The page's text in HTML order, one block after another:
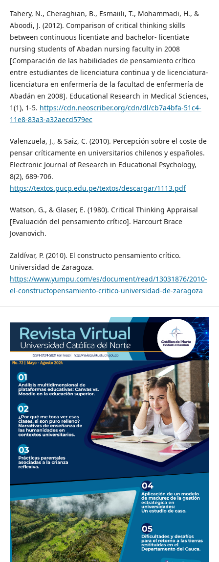
Tahery, N., Cheraghian, B., Esmaiili, T., Mohammadi, H., &
Aboodi, J. (2012). Comparison of critical thinking skills
between continuous licentiate and bachelor- licentiate
nursing students of Abadan nursing faculty in 2008
[Comparación de las habilidades de pensamiento crítico
entre estudiantes de licenciatura continua y de licenciatura-
licenciatura en enfermería de la facultad de enfermería de
Abadán en 2008]. Educational Research in Medical Sciences,
1(1), 1-5. https://cdn.neoscriber.org/cdn/dl/cb7a4bfa-51c4-
11e8-83a3-a32aecd579ec
Valenzuela, J., & Saiz, C. (2010). Percepción sobre el coste de
pensar críticamente en universitarios chilenos y españoles.
Electronic Journal of Research in Educational Psychology,
8(2), 689-706.
https://textos.pucp.edu.pe/textos/descargar/1113.pdf
Watson, G., & Glaser, E. (1980). Critical Thinking Appraisal
[Evaluación del pensamiento crítico]. Harcourt Brace
Jovanovich.
Zaldívar, P. (2010). El constructo pensamiento crítico.
Universidad de Zaragoza.
https://www.yumpu.com/es/document/read/13031876/2010-
el-constructopensamiento-critico-universidad-de-zaragoza